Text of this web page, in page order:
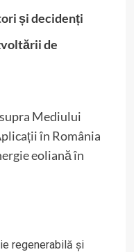
și decidenți
de
Mediului
în România
eoliană în
regenerabilă și